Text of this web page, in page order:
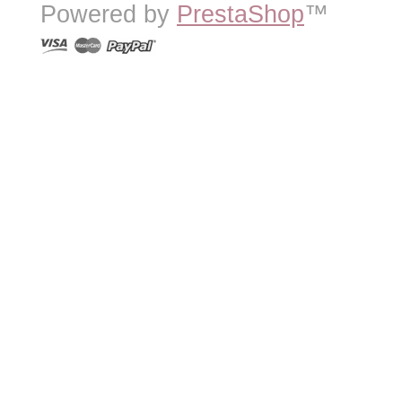
Powered by PrestaShop™